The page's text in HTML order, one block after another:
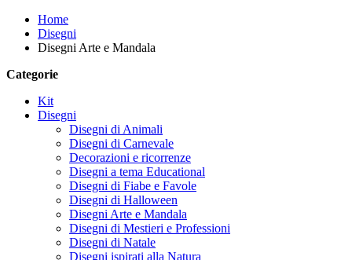
Home
Disegni
Disegni Arte e Mandala
Categorie
Kit
Disegni
Disegni di Animali
Disegni di Carnevale
Decorazioni e ricorrenze
Disegni a tema Educational
Disegni di Fiabe e Favole
Disegni di Halloween
Disegni Arte e Mandala
Disegni di Mestieri e Professioni
Disegni di Natale
Disegni ispirati alla Natura